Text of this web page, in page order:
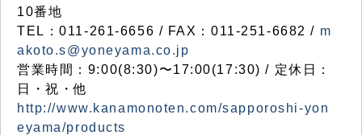
10番地
TEL：011-261-6656 / FAX：011-251-6682 / m
akoto.s@yoneyama.co.jp
営業時間：9:00(8:30)〜17:00(17:30) / 定休日：
日・祝・他
http://www.kanamonoten.com/sapporoshi-yon
eyama/products